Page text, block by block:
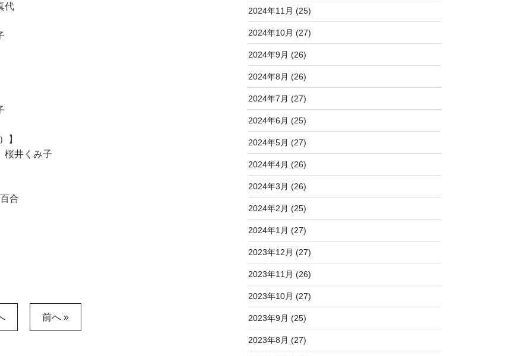
代
】
井くみ子
合
前へ »
2024年11月 (25)
2024年10月 (27)
2024年9月 (26)
2024年8月 (26)
2024年7月 (27)
2024年6月 (25)
2024年5月 (27)
2024年4月 (26)
2024年3月 (26)
2024年2月 (25)
2024年1月 (27)
2023年12月 (27)
2023年11月 (26)
2023年10月 (27)
2023年9月 (25)
2023年8月 (27)